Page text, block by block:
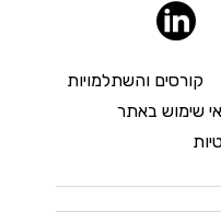
קורסים והשתלמויות
שימוש באתר